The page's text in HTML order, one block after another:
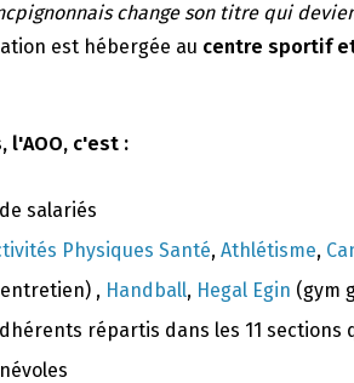
change son titre qui
est hébergée au centre sportif
l'AOO, c'est :
salariés
Physiques Santé, Athlétisme,
, Handball, Hegal Egin (gym
répartis dans les 11 sections